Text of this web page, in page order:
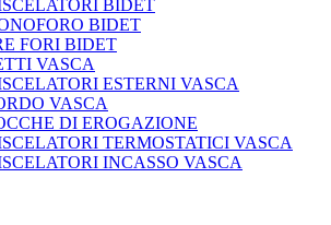
BIDET
BIDET
FORI BIDET
VASCA
ESTERNI VASCA
VASCA
DI EROGAZIONE
TERMOSTATICI VASCA
INCASSO VASCA